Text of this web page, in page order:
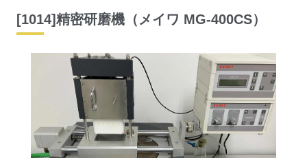
[1014]精密研磨機（メイワ MG-400CS）